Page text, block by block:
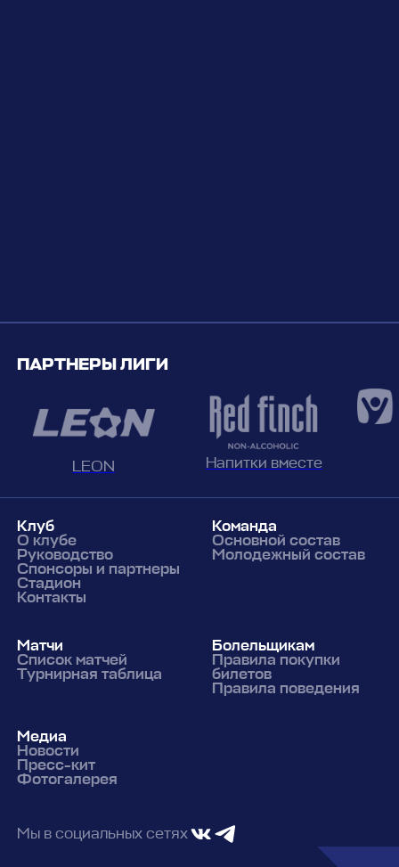
ПАРТНЕРЫ ЛИГИ
LEON Напитки вместе
Клуб
О клубе
Руководство
Спонсоры и партнеры
Стадион
Контакты
Команда
Основной состав
Молодежный состав
Матчи
Список матчей
Турнирная таблица
Болельщикам
Правила покупки
билетов
Правила поведения
Медиа
Новости
Пресс-кит
Фотогалерея
Мы в социальных сетях